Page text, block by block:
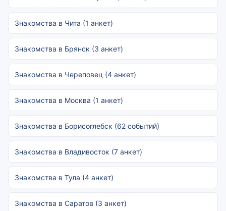
Знакомства в Чита (1 анкет)
Знакомства в Брянск (3 анкет)
Знакомства в Череповец (4 анкет)
Знакомства в Москва (1 анкет)
Знакомства в Борисоглебск (62 событий)
Знакомства в Владивосток (7 анкет)
Знакомства в Тула (4 анкет)
Знакомства в Саратов (3 анкет)